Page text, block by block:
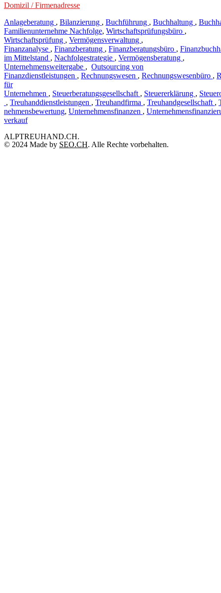
Domizil / Firmenadresse
Anlageberatung , Bilanzierung , Buchführung , Buchhaltung ,
Familienunternehme Nachfolge, Wirtschaftsprüfungsbüro ,
Wirtschaftsprüfung , Vermögensverwaltung ,
Finanzanalyse , Finanzberatung , Finanzberatungsbüro ,
im Mittelstand , Nachfolgestrategie , Vermögensberatung ,
Unternehmensweitergabe , Outsourcing von
Finanzdienstleistungen , Rechnungswesen , Rechnungswesenbüro ,
für
Unternehmen , Steuerberatungsgesellschaft , Steuererklärung ,
, Treuhanddienstleistungen , Treuhandfirma , Treuhandgesellschaft ,
nehmensbewertung, Unternehmensfinanzen ,
verkauf
ALPTREUHAND.CH.
© 2024 Made by SEO.CH. Alle Rechte vorbehalten.